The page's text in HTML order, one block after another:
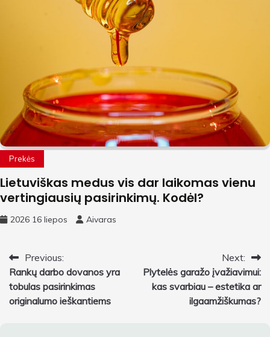
Prekės
Lietuviškas medus vis dar laikomas vienu
vertingiausių pasirinkimų. Kodėl?
2026 16 liepos Aivaras
Navigacija
tarp
įrašų
Previous:
Rankų darbo dovanos yra
tobulas pasirinkimas
originalumo ieškantiems
Next:
Plytelės garažo įvažiavimui:
kas svarbiau – estetika ar
ilgaamžiškumas?